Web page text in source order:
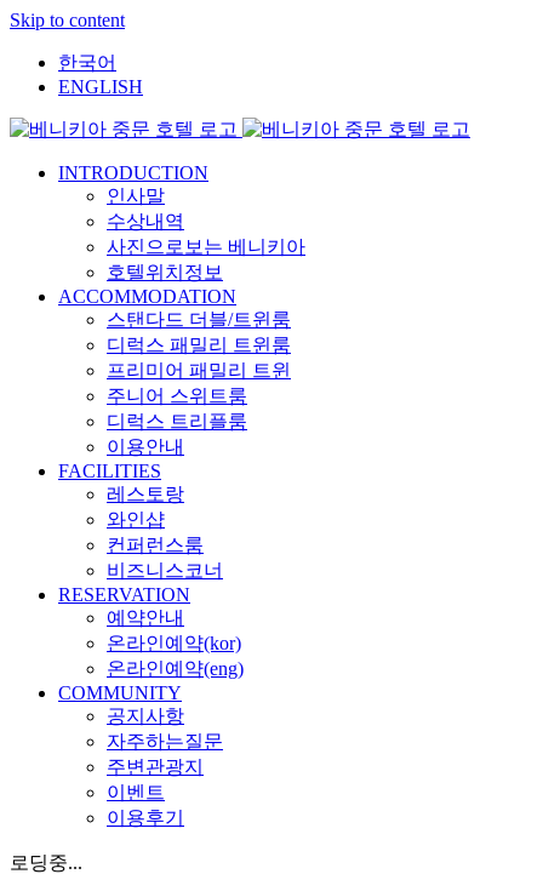
Skip to content
한국어
ENGLISH
INTRODUCTION
인사말
수상내역
사진으로보는 베니키아
호텔위치정보
ACCOMMODATION
스탠다드 더블/트윈룸
디럭스 패밀리 트윈룸
프리미어 패밀리 트윈
주니어 스위트룸
디럭스 트리플룸
이용안내
FACILITIES
레스토랑
와인샵
컨퍼런스룸
비즈니스코너
RESERVATION
예약안내
온라인예약(kor)
온라인예약(eng)
COMMUNITY
공지사항
자주하는질문
주변관광지
이벤트
이용후기
로딩중...